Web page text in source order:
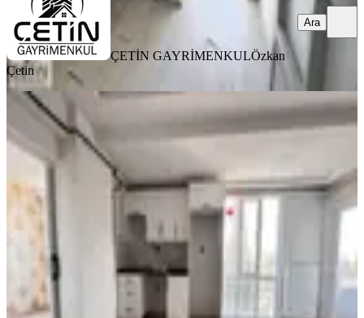
ÇETİN GAYRİMENKULÖzkan
Çetin
Ara
MANZARALI
Yeni Rota'dan Emniyet Müdürlüğü
Yanı Sıfır Lüx 2+0 Kiralık Daire
Dulkadiroğlu, Bahçeli Evler Mahallesi
2+0·80 m²·3. Kat 31.07.2026
18.500 ₺
YENİ ROTA İNŞAAT EMLAK